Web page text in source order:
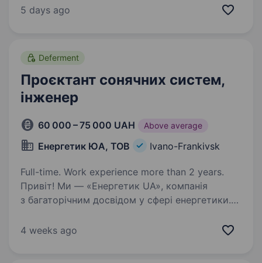
270 металосервісних центрів і більш ніж 25
5 days ago
Deferment
Проєктант сонячних систем,
інженер
60 000 – 75 000 UAH Above average
Енергетик ЮА, ТОВ Ivano-Frankivsk
Full-time. Work experience more than 2 years.
Привіт! Ми — «Енергетик UA», компанія
з багаторічним досвідом у сфері енергетики.
ми шукаємо проектанта сонячних систем,
4 weeks ago